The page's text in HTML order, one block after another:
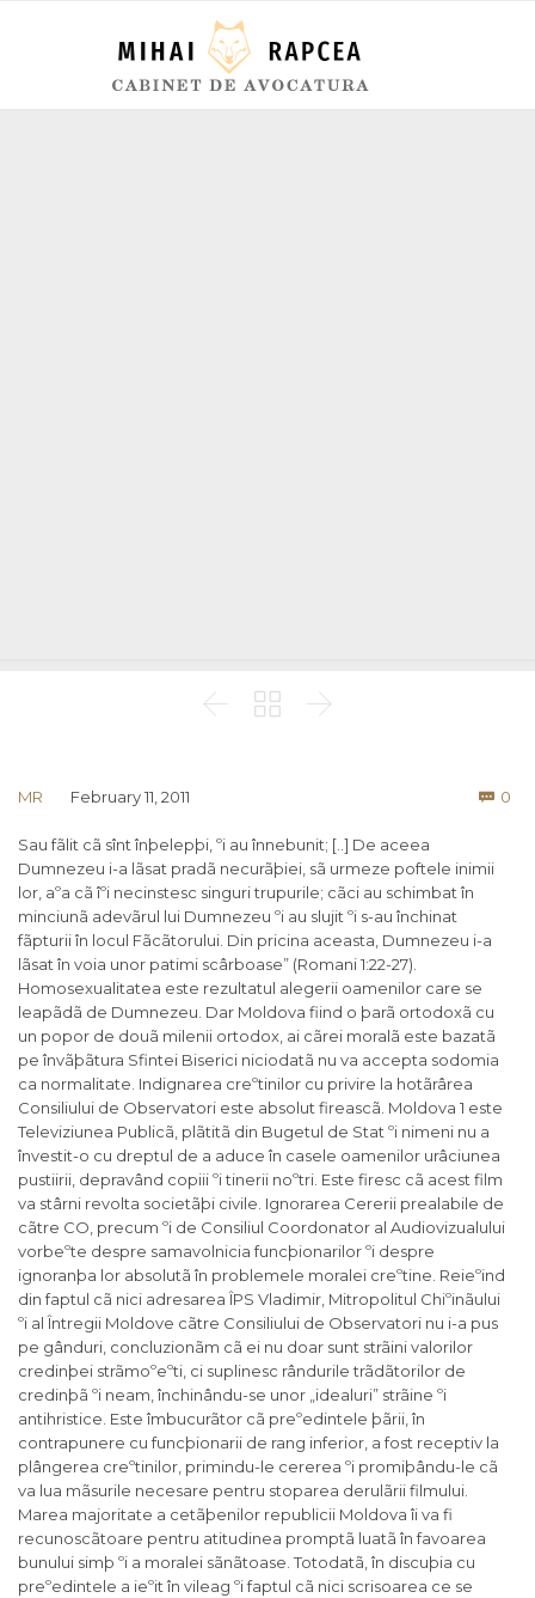
  
MR February 11, 2011  0
Sau fãlit cã sînt înþelepþi, ºi au înnebunit; [..] De aceea
Dumnezeu i-a lãsat pradã necurãþiei, sã urmeze poftele inimii
lor, aºa cã îºi necinstesc singuri trupurile; cãci au schimbat în
minciunã adevãrul lui Dumnezeu ºi au slujit ºi s-au închinat
fãpturii în locul Fãcãtorului. Din pricina aceasta, Dumnezeu i-a
lãsat în voia unor patimi scârboase” (Romani 1:22-27).
Homosexualitatea este rezultatul alegerii oamenilor care se
leapãdã de Dumnezeu. Dar Moldova fiind o þarã ortodoxã cu
un popor de douã milenii ortodox, ai cãrei moralã este bazatã
pe învãþãtura Sfintei Biserici niciodatã nu va accepta sodomia
ca normalitate. Indignarea creºtinilor cu privire la hotãrârea
Consiliului de Observatori este absolut fireascã. Moldova 1 este
Televiziunea Publicã, plãtitã din Bugetul de Stat ºi nimeni nu a
învestit-o cu dreptul de a aduce în casele oamenilor urâciunea
pustiirii, depravând copiii ºi tinerii noºtri. Este firesc cã acest film
va stârni revolta societãþi civile. Ignorarea Cererii prealabile de
cãtre CO, precum ºi de Consiliul Coordonator al Audiovizualului
vorbeºte despre samavolnicia funcþionarilor ºi despre
ignoranþa lor absolutã în problemele moralei creºtine. Reieºind
din faptul cã nici adresarea ÎPS Vladimir, Mitropolitul Chiºinãului
ºi al Întregii Moldove cãtre Consiliului de Observatori nu i-a pus
pe gânduri, concluzionãm cã ei nu doar sunt strãini valorilor
credinþei strãmoºeºti, ci suplinesc rândurile trãdãtorilor de
credinþã ºi neam, închinându-se unor „idealuri” strãine ºi
antihristice. Este îmbucurãtor cã preºedintele þãrii, în
contrapunere cu funcþionarii de rang inferior, a fost receptiv la
plângerea creºtinilor, primindu-le cererea ºi promiþându-le cã
va lua mãsurile necesare pentru stoparea derulãrii filmului.
Marea majoritate a cetãþenilor republicii Moldova îi va fi
recunoscãtoare pentru atitudinea promptã luatã în favoarea
bunului simþ ºi a moralei sãnãtoase. Totodatã, în discuþia cu
preºedintele a ieºit în vileag ºi faptul cã nici scrisoarea ce se